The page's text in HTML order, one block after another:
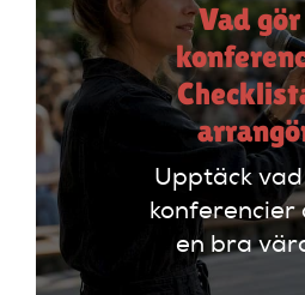
Vad
Upptäck
konferencier
en bra
lyfta ditt